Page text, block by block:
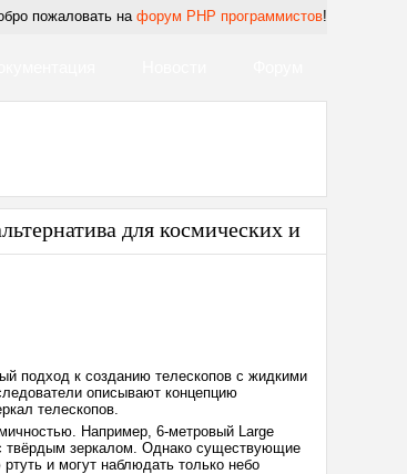
пожаловать нафорум PHP программистов!
для космических и
подход к созданию телескопов с жидкими
описывают концепцию
телескопов.
Например, 6-метровый Large
твёрдым зеркалом. Однако существующие
и могут наблюдать только небо